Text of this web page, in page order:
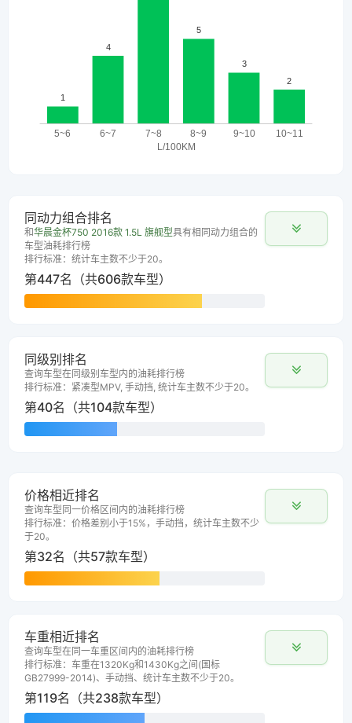
同动力组合排名
和华晨金杯750 2016款 1.5L 旗舰型具有相同动力组合的
车型油耗排行榜
排行标准：统计车主数不少于20。
第447名（共606款车型）
同级别排名
查询车型在同级别车型内的油耗排行榜
排行标准：紧凑型MPV, 手动挡, 统计车主数不少于20。
第40名（共104款车型）
价格相近排名
查询车型同一价格区间内的油耗排行榜
排行标准：价格差别小于15%，手动挡，统计车主数不少
于20。
第32名（共57款车型）
车重相近排名
查询车型在同一车重区间内的油耗排行榜
排行标准：车重在1320Kg和1430Kg之间(国标
GB27999-2014)、手动挡、统计车主数不少于20。
第119名（共238款车型）